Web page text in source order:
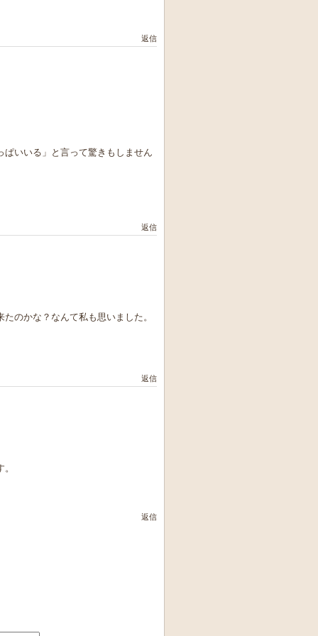
返信
いいる」と言って驚きもしません
返信
のかな？なんて私も思いました。
返信
返信